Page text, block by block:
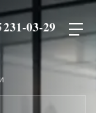
231-03-29